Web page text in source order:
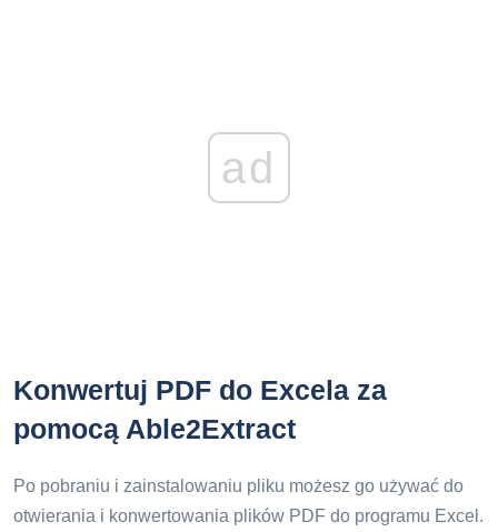
ad
Konwertuj PDF do Excela za
pomocą Able2Extract
Po pobraniu i zainstalowaniu pliku możesz go używać do
otwierania i konwertowania plików PDF do programu Excel.